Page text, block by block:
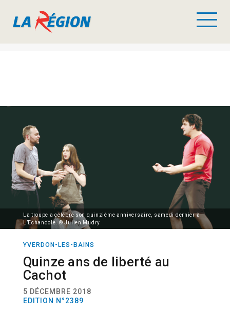
La troupe a célébré son quinzième anniversaire, samedi dernier à
L’Echandole. © Julien Mudry
YVERDON-LES-BAINS
Quinze ans de liberté au
Cachot
5 DÉCEMBRE 2018
EDITION N°2389